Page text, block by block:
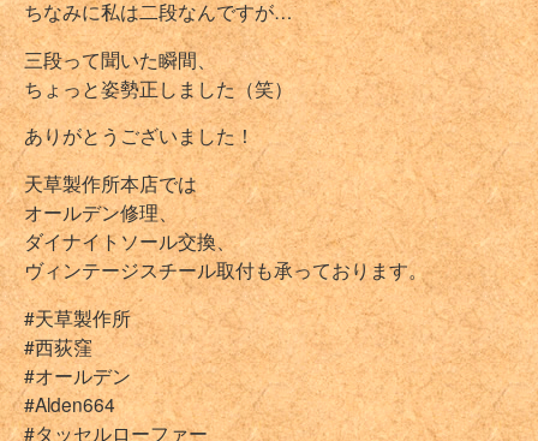
ちなみに私は二段なんですが…
三段って聞いた瞬間、
ちょっと姿勢正しました（笑）
ありがとうございました！
天草製作所本店では
オールデン修理、
ダイナイトソール交換、
ヴィンテージスチール取付も承っております。
#天草製作所
#西荻窪
#オールデン
#Alden664
#タッセルローファー